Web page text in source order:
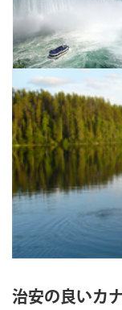
治安の良いカ